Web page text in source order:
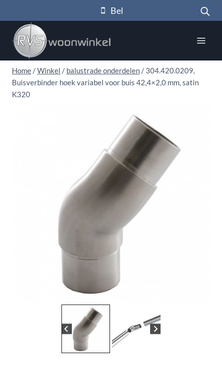
naar
inhoud
Bel
Home /Winkel / balustrade onderdelen / 304.420.0209,
Buisverbinder hoek variabel voor buis 42,4×2,0 mm, satin
K320